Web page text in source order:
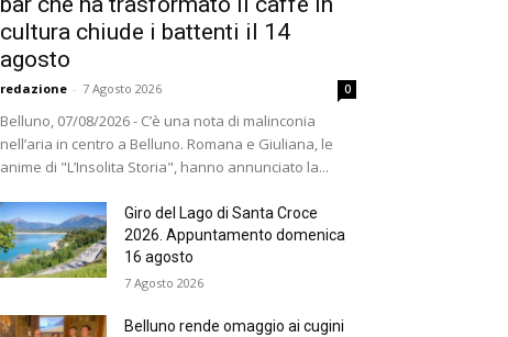
cultura chiude i battenti il 14
agosto
redazione - 7 Agosto 2026 0
Belluno, 07/08/2026 - C’è una nota di malinconia
nell’aria in centro a Belluno. Romana e Giuliana, le
anime di "L’Insolita Storia", hanno annunciato la...
Giro del Lago di Santa Croce
2026. Appuntamento domenica
16 agosto
7 Agosto 2026
Belluno rende omaggio ai cugini